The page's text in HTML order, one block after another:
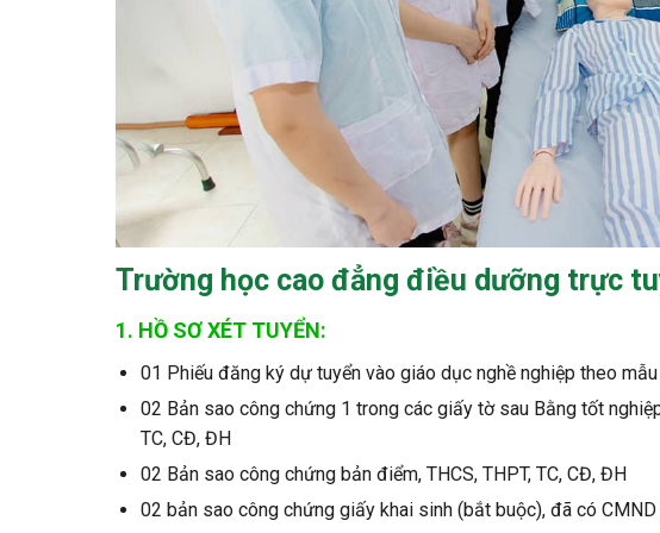
Trường học cao đẳng điều dưỡng trực
1. HỒ SƠ XÉT TUYỂN:
01 Phiếu đăng ký dự tuyển vào giáo dục nghề nghiệp theo
02 Bản sao công chứng 1 trong các giấy tờ sau Bằng tốt
TC, CĐ, ĐH
02 Bản sao công chứng bản điểm, THCS, THPT, TC, CĐ, ĐH
02 bản sao công chứng giấy khai sinh (bắt buộc), đã có